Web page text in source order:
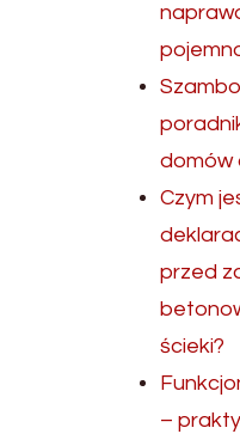
domów
Czym
przed
ścieki?
–